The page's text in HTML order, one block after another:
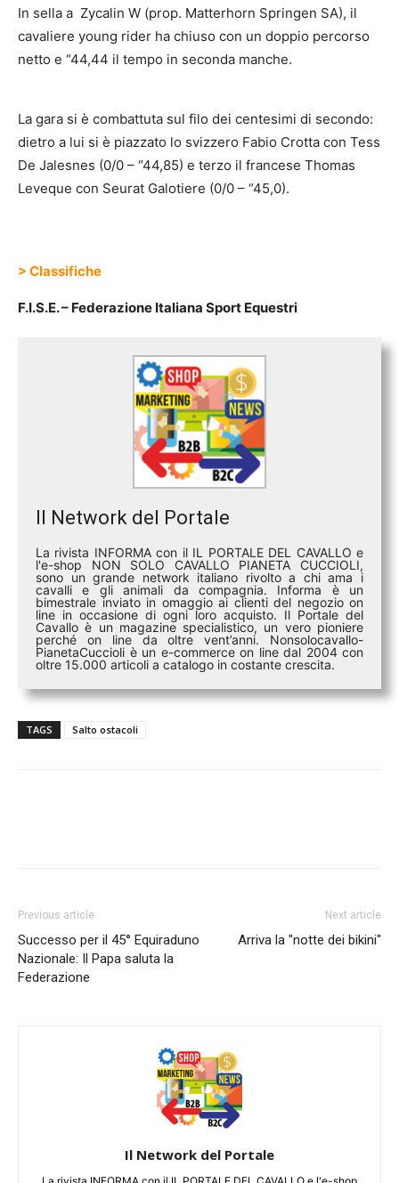
In sella a Zycalin W (prop. Matterhorn Springen SA), il
cavaliere young rider ha chiuso con un doppio percorso
netto e “44,44 il tempo in seconda manche.
La gara si è combattuta sul filo dei centesimi di secondo:
dietro a lui si è piazzato lo svizzero Fabio Crotta con Tess
De Jalesnes (0/0 – “44,85) e terzo il francese Thomas
Leveque con Seurat Galotiere (0/0 – “45,0).
> Classifiche
F.I.S.E. – Federazione Italiana Sport Equestri
Il Network del Portale
La rivista INFORMA con il IL PORTALE DEL CAVALLO e
l'e-shop NON SOLO CAVALLO PIANETA CUCCIOLI,
sono un grande network italiano rivolto a chi ama i
cavalli e gli animali da compagnia. Informa è un
bimestrale inviato in omaggio ai clienti del negozio on
line in occasione di ogni loro acquisto. Il Portale del
Cavallo è un magazine specialistico, un vero pioniere
perché on line da oltre vent’anni. Nonsolocavallo-
PianetaCuccioli è un e-commerce on line dal 2004 con
oltre 15.000 articoli a catalogo in costante crescita.
TAGS Salto ostacoli
Previous article
Successo per il 45° Equiraduno
Nazionale: Il Papa saluta la
Federazione
Next article
Arriva la "notte dei bikini"
Il Network del Portale